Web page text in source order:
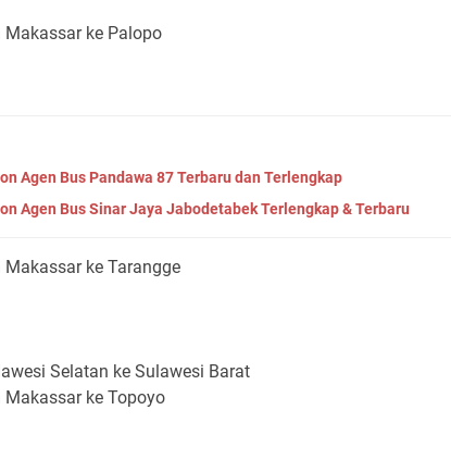
ke Palopo
Agen Bus Pandawa 87 Terbaru dan Terlengkap
Agen Bus Sinar Jaya Jabodetabek Terlengkap & Terbaru
ke Tarangge
Selatan ke Sulawesi Barat
ke Topoyo